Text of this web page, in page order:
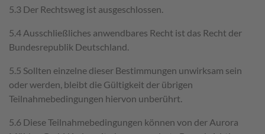
5.3 Der Rechtsweg ist ausgeschlossen.
5.4 Ausschließliches anwendbares Recht ist das Recht der
Bundesrepublik Deutschland.
5.5 Sollten einzelne dieser Bestimmungen unwirksam sein
oder werden, bleibt die Gültigkeit der übrigen
Teilnahmebedingungen hiervon unberührt.
5.6 Diese Teilnahmebedingungen können von der Aurora